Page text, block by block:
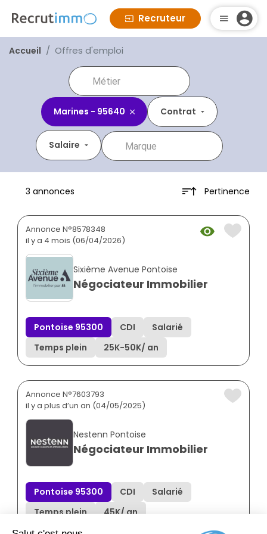
Recruteur
Accueil Offres d'emploi
Marines - 95640 Contrat
Salaire
3 annonces Pertinence
Annonce N°8578348
il y a 4 mois (06/04/2026)
Sixième Avenue Pontoise
Négociateur Immobilier
Pontoise 95300 CDI
Salarié
Temps plein
25K-50K/ an
Annonce N°7603793
il y a plus d’un an (04/05/2025)
Nestenn Pontoise
Négociateur Immobilier
Pontoise 95300 CDI
Salarié
Temps plein
45K/ an